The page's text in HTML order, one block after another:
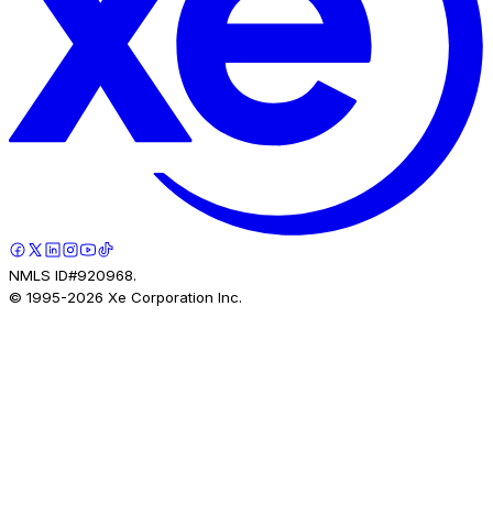
NMLS ID#920968.
© 1995-2026 Xe Corporation Inc.